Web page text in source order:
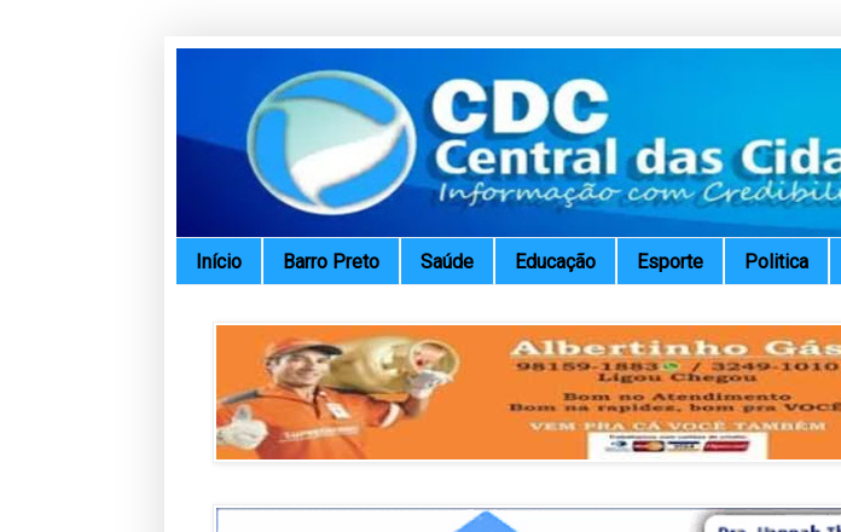
Início Barro Preto Saúde Educação Esporte Politica